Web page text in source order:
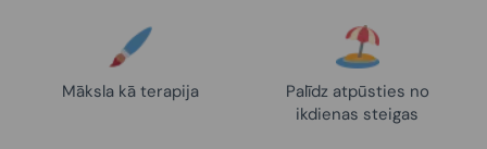
Māksla kā terapija
Palīdz atpūsties no
ikdienas steigas